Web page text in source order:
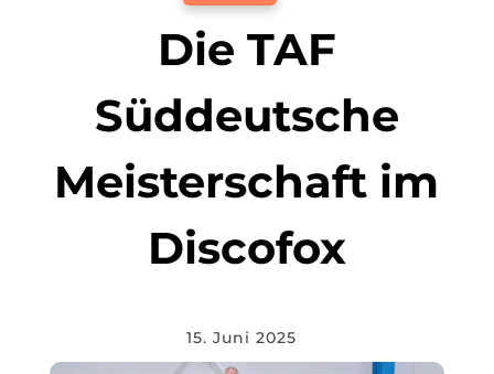
Die TAF
Süddeutsche
Meisterschaft im
Discofox
15. Juni 2025